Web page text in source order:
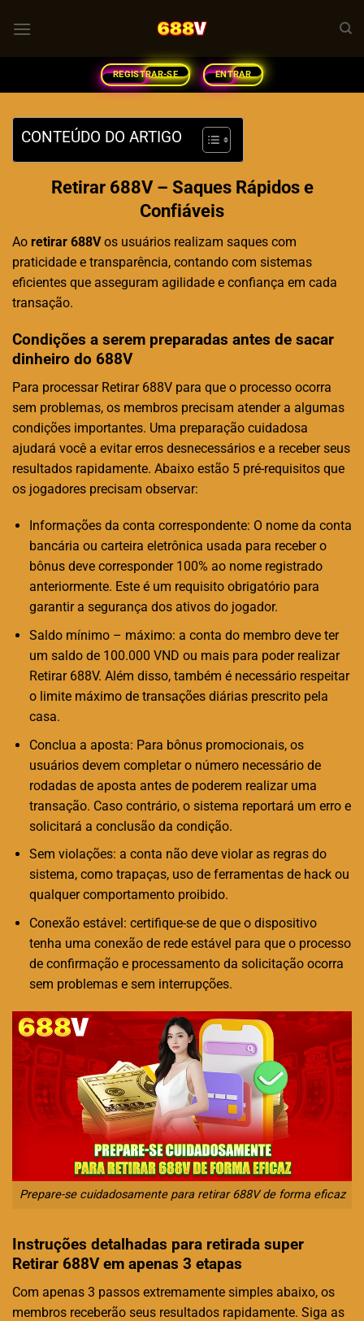
REGISTRAR-SE ENTRAR
CONTEÚDO DO ARTIGO
Retirar 688V – Saques Rápidos e
Confiáveis
Ao retirar 688Vos usuários realizam saques com
praticidade e transparência, contando com sistemas
eficientes que asseguram agilidade e confiança em cada
transação.
Condições a serem preparadas antes de sacar
dinheiro do 688V
Para processar Retirar 688V para que o processo ocorra
sem problemas, os membros precisam atender a algumas
condições importantes. Uma preparação cuidadosa
ajudará você a evitar erros desnecessários e a receber seus
resultados rapidamente. Abaixo estão 5 pré-requisitos que
os jogadores precisam observar:
Informações da conta correspondente: O nome da conta
bancária ou carteira eletrônica usada para receber o
bônus deve corresponder 100% ao nome registrado
anteriormente. Este é um requisito obrigatório para
garantir a segurança dos ativos do jogador.
Saldo mínimo – máximo: a conta do membro deve ter
um saldo de 100.000 VND ou mais para poder realizar
Retirar 688V. Além disso, também é necessário respeitar
o limite máximo de transações diárias prescrito pela
casa.
Conclua a aposta: Para bônus promocionais, os
usuários devem completar o número necessário de
rodadas de aposta antes de poderem realizar uma
transação. Caso contrário, o sistema reportará um erro e
solicitará a conclusão da condição.
Sem violações: a conta não deve violar as regras do
sistema, como trapaças, uso de ferramentas de hack ou
qualquer comportamento proibido.
Conexão estável: certifique-se de que o dispositivo
tenha uma conexão de rede estável para que o processo
de confirmação e processamento da solicitação ocorra
sem problemas e sem interrupções.
Prepare-se cuidadosamente para retirar 688V de forma eficaz
Instruções detalhadas para retirada super
Retirar 688V em apenas 3 etapas
Com apenas 3 passos extremamente simples abaixo, os
membros receberão seus resultados rapidamente. Siga as